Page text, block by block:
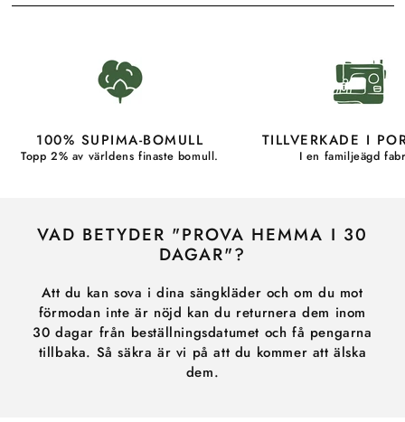
100% SUPIMA-BOMULL
Topp 2% av världens finaste bomull.
TILLVERKADE I
I en familjeägd
VAD BETYDER "PROVA HEMMA I 30
DAGAR"?
Att du kan sova i dina sängkläder och om du mot
förmodan inte är nöjd kan du returnera dem inom
30 dagar från beställningsdatumet och få pengarna
tillbaka. Så säkra är vi på att du kommer att älska
dem.